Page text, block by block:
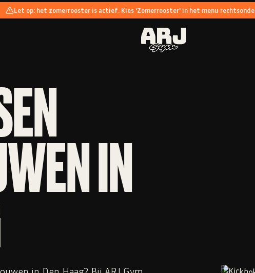
Let op: het zomerrooster is actief. Kies ‘Zomerrooster' in het menu
IN